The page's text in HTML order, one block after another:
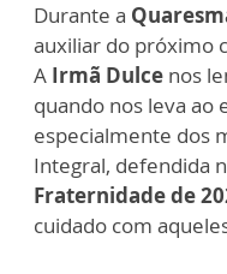
Durante a
auxiliar do próximo
A Irmã Dulce nos
quando nos leva ao
especialmente dos
Integral, defendida
Fraternidade de
cuidado com